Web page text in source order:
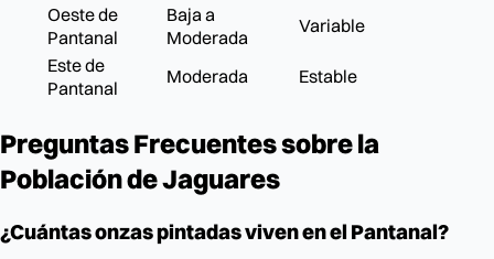
Oeste de
Pantanal
Baja a
Moderada
Variable
Este de
Pantanal
Moderada Estable
Preguntas Frecuentes sobre la
Población de Jaguares
¿Cuántas onzas pintadas viven en el Pantanal?